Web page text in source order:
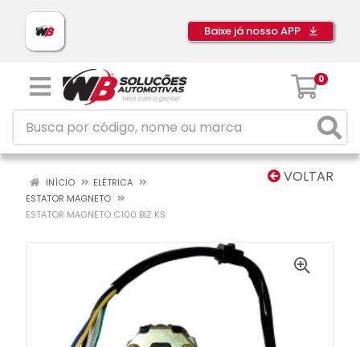
Baixe já nosso APP
0
VOLTAR
INÍCIO
ELÉTRICA
ESTATOR MAGNETO
ESTATOR MAGNETO C100 BIZ KS